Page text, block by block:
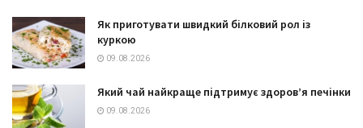
Як приготувати швидкий білковий рол із
куркою
09.08.2026
Який чай найкраще підтримує здоров’я печінки
09.08.2026